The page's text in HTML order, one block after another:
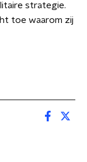
strategie.
toe waarom zij